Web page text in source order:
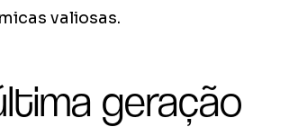
valiosas.
geração